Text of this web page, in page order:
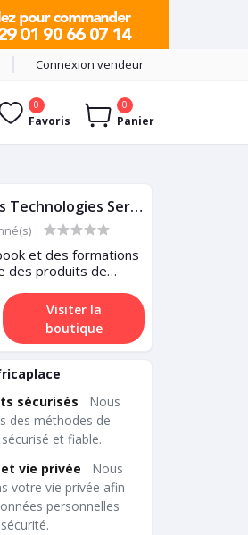
Connexion vendeur
0
Favoris
0
Panier
Focus Technologies Services
|
et des formations
des produits de
qualité, vente du
Visiter la
boutique
sécurisés
Nous
des méthodes de
et fiable.
vie privée
Nous
votre vie privée afin
personnelles